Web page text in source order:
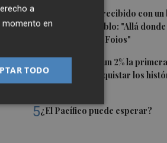
3
Ferran Torres, recibido con un
masas en su pueblo: "Allá
digo que soy de Foios"
4 El Ibex 35 sube un 2% la
agosto tras conquistar los
5¿El Pacífico puede esperar?
a
momento en
TODO